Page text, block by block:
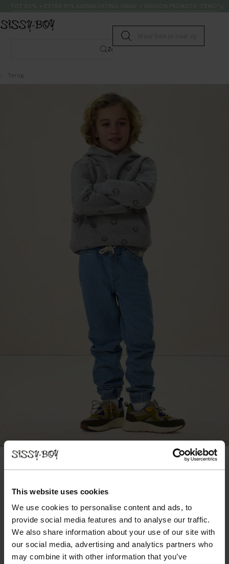
This website uses cookies
We use cookies to personalise content and ads, to
provide social media features and to analyse our traffic.
We also share information about your use of our site with
our social media, advertising and analytics partners who
may combine it with other information that you’ve
Submit search
Zoeken
Terug
- 40% BIJNA UITVERKOCHT!
Lichtblauwe denim pull on broek met aantrekkoorden
44.9926.99
Kies jouw maat